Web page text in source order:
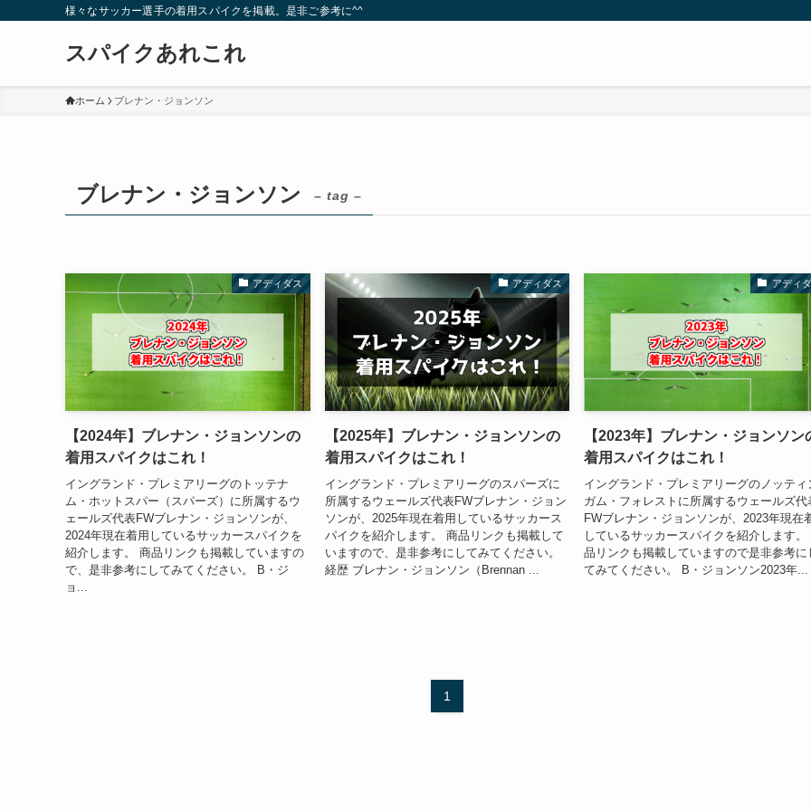
様々なサッカー選手の着用スパイクを掲載。是非ご参考に^^
スパイクあれこれ
ホーム ブレナン・ジョンソン
ブレナン・ジョンソン – tag –
アディダス
【2024年】ブレナン・ジョンソンの
着用スパイクはこれ！
イングランド・プレミアリーグのトッテナ
ム・ホットスパー（スパーズ）に所属するウ
ェールズ代表FWブレナン・ジョンソンが、
2024年現在着用しているサッカースパイクを
紹介します。 商品リンクも掲載していますの
で、是非参考にしてみてください。 B・ジ
ョ...
アディダス
【2025年】ブレナン・ジョンソンの
着用スパイクはこれ！
イングランド・プレミアリーグのスパーズに
所属するウェールズ代表FWブレナン・ジョン
ソンが、2025年現在着用しているサッカース
パイクを紹介します。 商品リンクも掲載して
いますので、是非参考にしてみてください。
経歴 ブレナン・ジョンソン（Brennan ...
アディ
【2023年】ブレナン・ジョンソン
着用スパイクはこれ！
イングランド・プレミアリーグのノッティ
ガム・フォレストに所属するウェールズ代
FWブレナン・ジョンソンが、2023年現在
しているサッカースパイクを紹介します。
品リンクも掲載していますので是非参考に
てみてください。 B・ジョンソン2023年...
1